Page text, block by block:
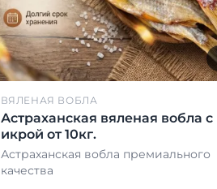
ВЯЛЕНАЯ ВОБЛА
Астраханская вяленая вобла с
икрой от 10кг.
Астраханская вобла премиального
качества